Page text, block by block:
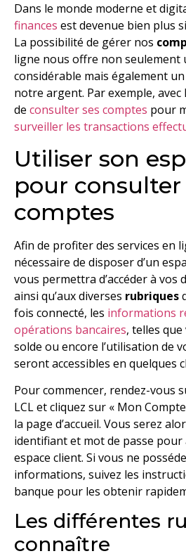
Dans le monde moderne et
finances est devenue bien plus
La possibilité de gérer nos
ligne nous offre non seulement
considérable mais également
notre argent. Par exemple, avec
de consulter ses comptes pour
surveiller les transactions
Utiliser son
pour consulter
comptes
Afin de profiter des services en
nécessaire de disposer d’un
vous permettra d’accéder à vos
ainsi qu’aux diverses rubriques
fois connecté, les informations
opérations bancaires, telles
solde ou encore l’utilisation de
seront accessibles en quelques
Pour commencer, rendez-vous
LCL et cliquez sur « Mon
la page d’accueil. Vous serez
identifiant et mot de passe pour
espace client. Si vous ne
informations, suivez les
banque pour les obtenir
Les différentes
connaître